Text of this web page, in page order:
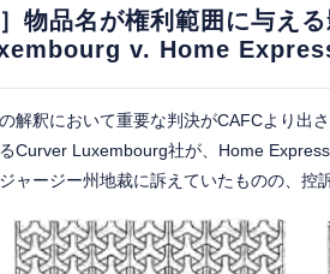
］物品名が権利範囲に与え
v. Home
解釈において重要な判決がCAFCより出
Curver Luxembourg社が、Home
ャージー州地裁に訴えていたものの、控